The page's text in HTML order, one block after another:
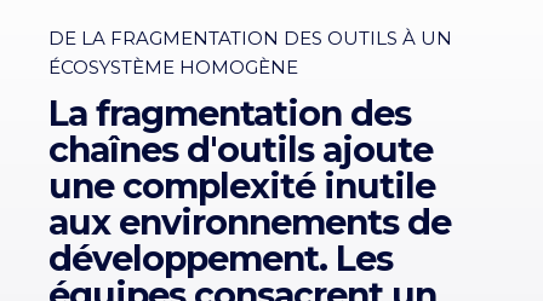
DE LA FRAGMENTATION DES OUTILS À UN
ÉCOSYSTÈME HOMOGÈNE
La fragmentation des
chaînes d'outils ajoute
une complexité inutile
aux environnements de
développement. Les